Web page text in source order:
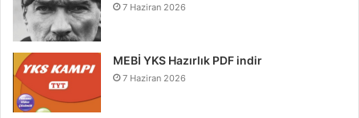
7 Haziran 2026
MEBİ YKS Hazırlık PDF indir
7 Haziran 2026